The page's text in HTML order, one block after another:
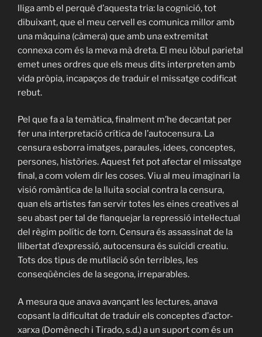
lliga amb el perquè d’aquesta tria: la cognició, tot
dibuixant, que el meu cervell es comunica millor amb
una màquina (càmera) que amb una extremitat
connexa com és la meva mà dreta. El meu lòbul parietal
emet unes ordres que els meus dits interpreten amb
vida pròpia, incapaços de traduir el missatge codificat
rebut.
Pel que fa a la temàtica, finalment m’he decantat per
fer una interpretació crítica de l’autocensura. La
censura esborra imatges, paraules, idees, conceptes,
persones, històries. Aquest fet pot afectar el missatge
final, a com volem dir les coses. Viu al meu imaginari la
visió romàntica de la lluita social contra la censura,
quan els artistes fan servir totes les eines creatives al
seu abast per tal de flanquejar la repressió intel·lectual
del règim polític de torn. Censura és assassinat de la
llibertat d’expressió, autocensura és suïcidi creatiu.
Tots dos tipus de mutilació són terribles, les
conseqüències de la segona, irreparables.
A mesura que anava avançant les lectures, anava
copsant la dificultat de traduir els conceptes d’actor-
xarxa (Domènech i Tirado, s.d.) a un suport com és un